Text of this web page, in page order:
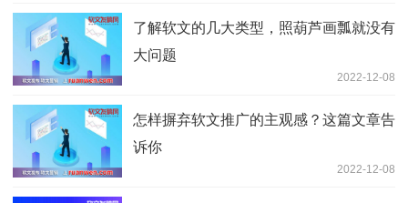
了解软文的几大类型，照葫芦画瓢就没有
大问题
2022-12-08
怎样摒弃软文推广的主观感？这篇文章告
诉你
2022-12-08